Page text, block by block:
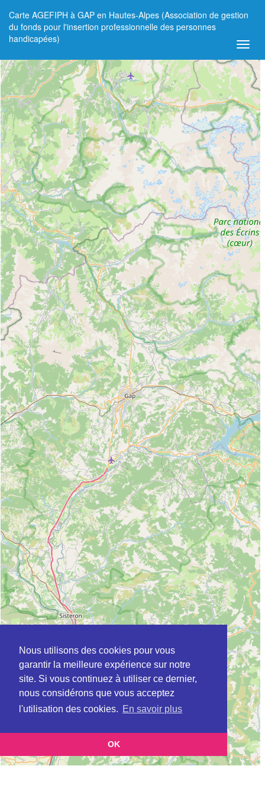
Nous utilisons des cookies pour vous
garantir la meilleure expérience sur notre
site. Si vous continuez à utiliser ce dernier,
nous considérons que vous acceptez
l'utilisation des cookies. En savoir plus
OK
Carte AGEFIPH à GAP en Hautes-Alpes (Association de gestion
du fonds pour l'insertion professionnelle des personnes
handicapées)
+
−